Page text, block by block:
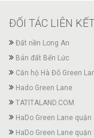
ĐỐI TÁC LIÊN
Đất nền Long An
Bán đất Bến Lức
Căn hộ Hà Đô Green
Hado Green Lane
TATITALAND.COM
HaDo Green Lane quận
HaDo Green Lane quận